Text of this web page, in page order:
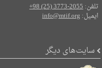
تلفن:+98 (25) 3773-2055
ایمیل:info@mtif.org
سایت‌های دیگر